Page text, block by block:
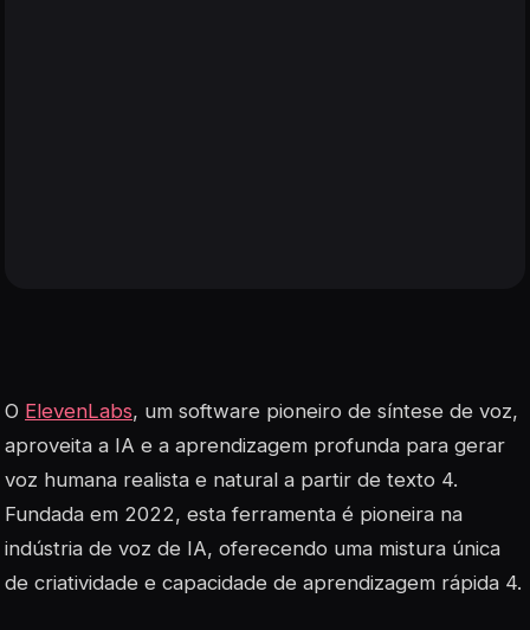
O ElevenLabs, um software pioneiro de síntese de voz,
aproveita a IA e a aprendizagem profunda para gerar
voz humana realista e natural a partir de texto 4.
Fundada em 2022, esta ferramenta é pioneira na
indústria de voz de IA, oferecendo uma mistura única
de criatividade e capacidade de aprendizagem rápida 4.